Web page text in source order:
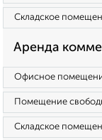
Складское
Аренда
Офисное
Помещение
Складское